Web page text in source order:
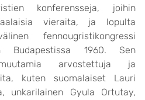
konferensseja, joihin
vieraita, ja lopulta
fennougristikongressi
Budapestissa 1960. Sen
arvostettuja ja
kuten suomalaiset Lauri
unkarilainen Gyula Ortutay,